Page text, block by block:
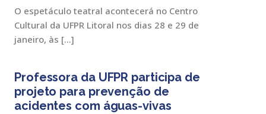
O espetáculo teatral acontecerá no Centro
Cultural da UFPR Litoral nos dias 28 e 29 de
janeiro, às […]
Professora da UFPR participa de
projeto para prevenção de
acidentes com águas-vivas